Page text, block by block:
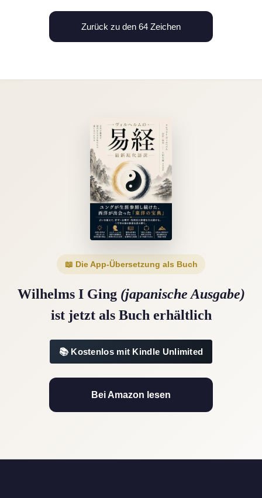
Zurück zu den 64 Zeichen
📖 Die App-Übersetzung als Buch
Wilhelms I Ging (japanische Ausgabe)
ist jetzt als Buch erhältlich
Kostenlos mit Kindle Unlimited
Bei Amazon lesen